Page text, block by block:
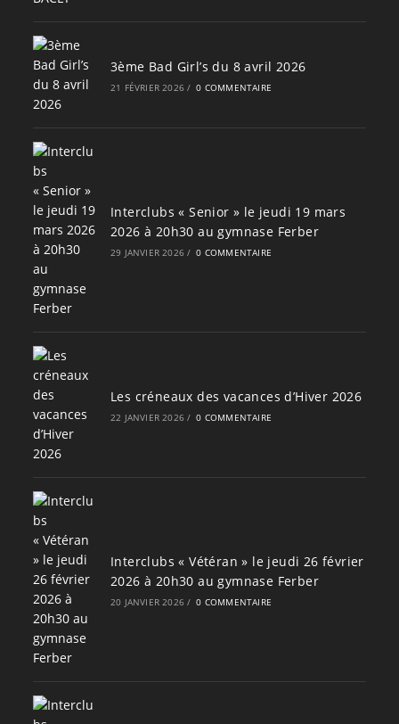
3ème Bad Girl’s du 8 avril 2026
21 FÉVRIER 2026 / 0 COMMENTAIRE
Interclubs « Senior » le jeudi 19 mars
2026 à 20h30 au gymnase Ferber
29 JANVIER 2026 / 0 COMMENTAIRE
Les créneaux des vacances d’Hiver 2026
22 JANVIER 2026 / 0 COMMENTAIRE
Interclubs « Vétéran » le jeudi 26 février
2026 à 20h30 au gymnase Ferber
20 JANVIER 2026 / 0 COMMENTAIRE